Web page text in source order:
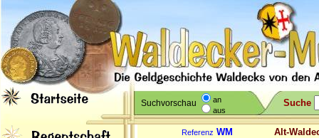
Suchvorschau
an
aus
Suche
Referenz WM
Alt-